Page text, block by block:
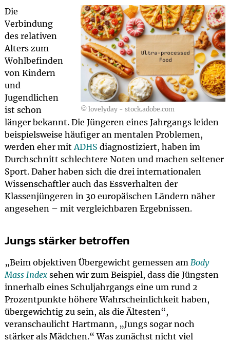
© lovelyday - stock.adobe.com
Die
Verbindung
des relativen
Alters zum
Wohlbefinden
von Kindern
und
Jugendlichen
ist schon
länger bekannt. Die Jüngeren eines Jahrgangs leiden
beispielsweise häufiger an mentalen Problemen,
werden eher mitADHS diagnostiziert, haben im
Durchschnitt schlechtere Noten und machen seltener
Sport. Daher haben sich die drei internationalen
Wissenschaftler auch das Essverhalten der
Klassenjüngeren in 30 europäischen Ländern näher
angesehen – mit vergleichbaren Ergebnissen.
Jungs stärker betroffen
„Beim objektiven Übergewicht gemessen am Body
Mass Indexsehen wir zum Beispiel, dass die Jüngsten
innerhalb eines Schuljahrgangs eine um rund 2
Prozentpunkte höhere Wahrscheinlichkeit haben,
übergewichtig zu sein, als die Ältesten“,
veranschaulicht Hartmann, „Jungs sogar noch
stärker als Mädchen.“ Was zunächst nicht viel